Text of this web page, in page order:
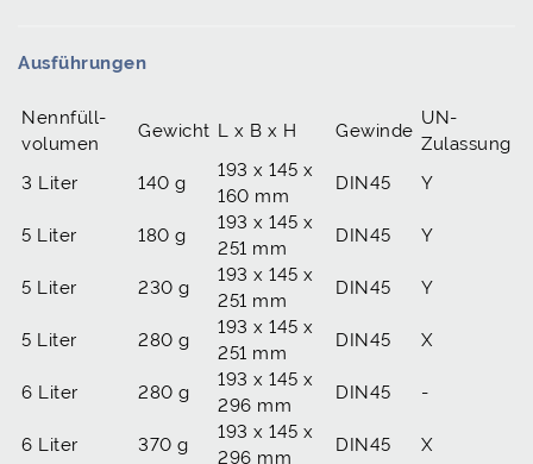
Ausführungen
Nennfüll­
volumen
Gewicht L x B x H Gewinde
UN-
Zulassung
3 Liter
140 g
193 x 145 x
160 mm
DIN45 Y
5 Liter 180 g
193 x 145 x
251 mm
DIN45 Y
5 Liter 230 g
193 x 145 x
251 mm
DIN45 Y
5 Liter 280 g
193 x 145 x
251 mm
DIN45 X
6 Liter 280 g
193 x 145 x
296 mm
DIN45 -
6 Liter 370 g
193 x 145 x
296 mm
DIN45 X